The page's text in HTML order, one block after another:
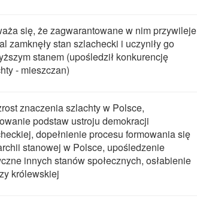
się, że zagwarantowane w nim przywileje
zamknęły stan szlachecki i uczyniły go
stanem (upośledził konkurencję
- mieszczan)
znaczenia szlachty w Polsce,
podstaw ustroju demokracji
dopełnienie procesu formowania się
stanowej w Polsce, upośledzenie
innych stanów społecznych, osłabienie
królewskiej